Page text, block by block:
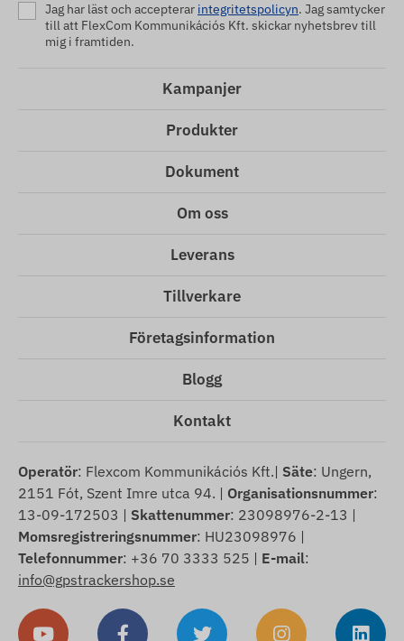
Jag har läst och accepterar integritetspolicyn. Jag samtycker
till att FlexCom Kommunikációs Kft. skickar nyhetsbrev till
mig i framtiden.
Kampanjer
Produkter
Dokument
Om oss
Leverans
Tillverkare
Företagsinformation
Blogg
Kontakt
Operatör: Flexcom Kommunikációs Kft.| Säte: Ungern,
2151 Fót, Szent Imre utca 94. | Organisationsnummer:
13-09-172503 | Skattenummer: 23098976-2-13 |
Momsregistreringsnummer: HU23098976 |
Telefonnummer: +36 70 3333 525 | E-mail:
info@gpstrackershop.se